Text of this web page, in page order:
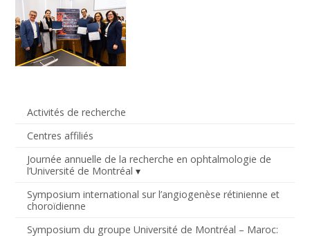
Activités de recherche
Centres affiliés
Journée annuelle de la recherche en ophtalmologie de
l’Université de Montréal
Symposium international sur l’angiogenèse rétinienne et
choroïdienne
Symposium du groupe Université de Montréal – Maroc: